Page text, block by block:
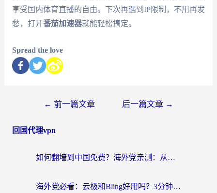
享受国内体育直播的自由。下次再遇到IP限制，不用再发
愁，打开番茄加速器就能轻松搞定。
Spread the love
← 前一篇文章 后一篇文章 →
回国代理vpn
如何翻墙到中国免费？海外党亲测：从踩坑到选对加速器的全攻略
海外党必看：云极和Bling好用吗？3分钟教你选对回国加速器